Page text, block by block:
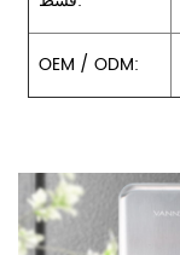
OEM / ODM: